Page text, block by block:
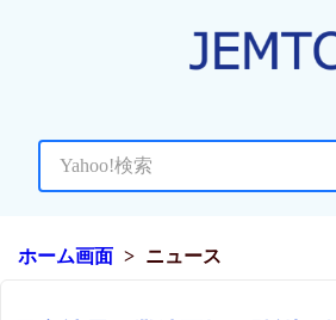
ホーム画面 ニュース